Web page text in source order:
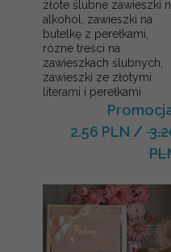
złote ślubne zawieszki
alkohol, zawieszki na
butelkę z perełkami,
rózne treści na
zawieszkach ślubnych,
zawieszki ze złotymi
literami i perełkami
2.56 PLN /